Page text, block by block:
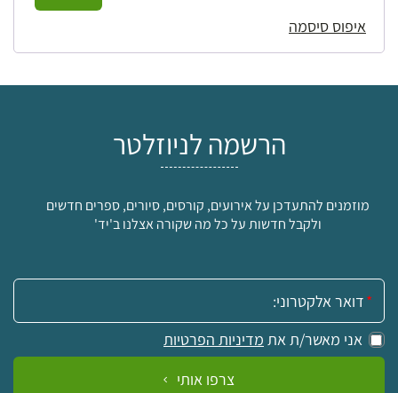
איפוס סיסמה
הרשמה לניוזלטר
מוזמנים להתעדכן על אירועים, קורסים, סיורים, ספרים חדשים
ולקבל חדשות על כל מה שקורה אצלנו ב'יד'
אימייל:
אני מאשר/ת את מדיניות הפרטיות
צרפו אותי